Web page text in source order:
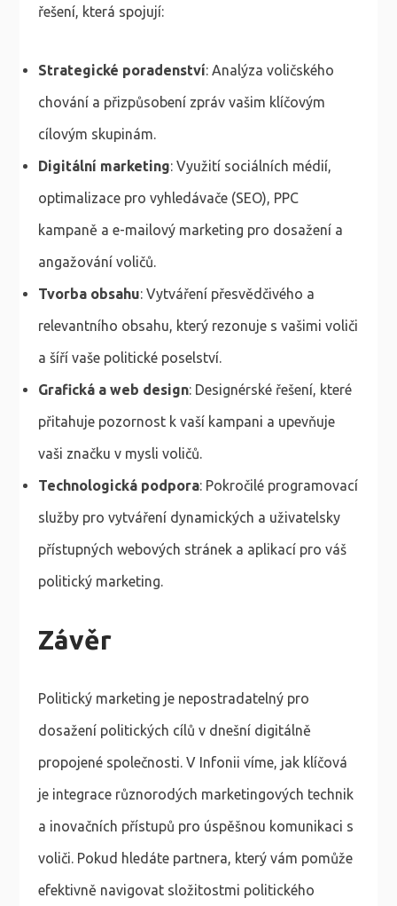
řešení, která spojují:
Strategické poradenství: Analýza voličského
chování a přizpůsobení zpráv vašim klíčovým
cílovým skupinám.
Digitální marketing: Využití sociálních médií,
optimalizace pro vyhledávače (SEO), PPC
kampaně a e-mailový marketing pro dosažení a
angažování voličů.
Tvorba obsahu: Vytváření přesvědčivého a
relevantního obsahu, který rezonuje s vašimi voliči
a šíří vaše politické poselství.
Grafická a web design: Designérské řešení, které
přitahuje pozornost k vaší kampani a upevňuje
vaši značku v mysli voličů.
Technologická podpora: Pokročilé programovací
služby pro vytváření dynamických a uživatelsky
přístupných webových stránek a aplikací pro váš
politický marketing.
Závěr
Politický marketing je nepostradatelný pro
dosažení politických cílů v dnešní digitálně
propojené společnosti. V Infonii víme, jak klíčová
je integrace různorodých marketingových technik
a inovačních přístupů pro úspěšnou komunikaci s
voliči. Pokud hledáte partnera, který vám pomůže
efektivně navigovat složitostmi politického